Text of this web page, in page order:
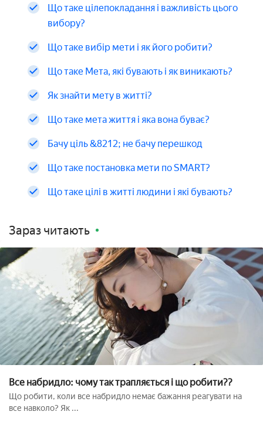
Що таке цілепокладання і важливість цього
вибору?
Що таке вибір мети і як його робити?
Що таке Мета, які бувають і як виникають?
Як знайти мету в житті?
Що таке мета життя і яка вона буває?
Бачу ціль &8212; не бачу перешкод
Що таке постановка мети по SMART?
Що таке цілі в житті людини і які бувають?
Зараз читають
Все набридло: чому так трапляється і що робити??
Що робити, коли все набридло немає бажання реагувати на
все навколо? Як ...